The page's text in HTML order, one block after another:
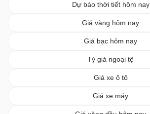
Dự báo thời tiết hôm nay
Giá vàng hôm nay
Giá bạc hôm nay
Tỷ giá ngoại tệ
Giá xe ô tô
Giá xe máy